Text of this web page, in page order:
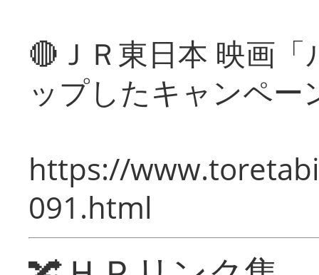
🔴ＪＲ東日本 映画
ップしたキャンペー
https://
091.html